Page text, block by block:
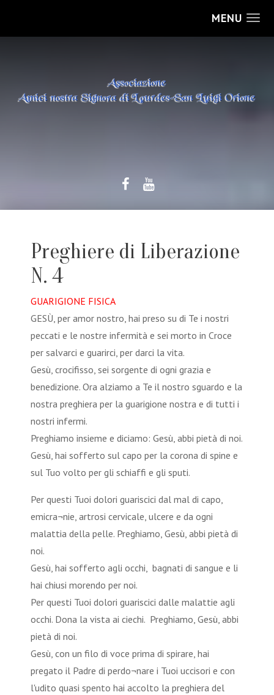
MENU
Preghiere di Liberazione
N. 4
GUARIGIONE FISICA
GESÙ, per amor nostro, hai preso su di Te i nostri
peccati e le nostre infermità e sei morto in Croce
per salvarci e guarirci, per darci la vita.
Gesù, crocifisso, sei sorgente di ogni grazia e
benedizione. Ora alziamo a Te il nostro sguardo e la
nostra preghiera per la guarigione nostra e di tutti i
nostri infermi.
Preghiamo insieme e diciamo: Gesù, abbi pietà di noi.
Gesù, hai sofferto sul capo per la corona di spine e
sul Tuo volto per gli schiaffi e gli sputi.
Per questi Tuoi dolori guariscici dal mal di capo,
emicra¬nie, artrosi cervicale, ulcere e da ogni
malattia della pelle. Preghiamo, Gesù, abbi pietà di
noi.
Gesù, hai sofferto agli occhi, bagnati di sangue e li
hai chiusi morendo per noi.
Per questi Tuoi dolori guariscici dalle malattie agli
occhi. Dona la vista ai ciechi. Preghiamo, Gesù, abbi
pietà di noi.
Gesù, con un filo di voce prima di spirare, hai
pregato il Padre di perdo¬nare i Tuoi uccisori e con
l'udito quasi spento hai accolto la preghiera del